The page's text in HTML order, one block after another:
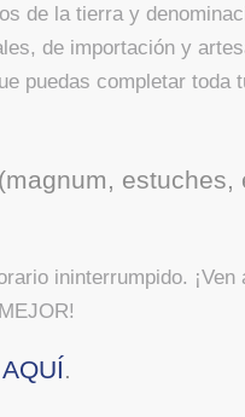
de la tierra y
de importación y
puedas completar toda
estuches,
ininterrumpido.
.